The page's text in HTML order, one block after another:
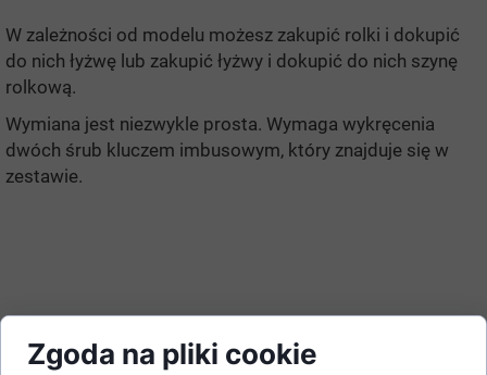
W zależności od modelu możesz zakupić rolki i dokupić
do nich łyżwę lub zakupić łyżwy i dokupić do nich szynę
rolkową.
Wymiana jest niezwykle prosta. Wymaga wykręcenia
dwóch śrub kluczem imbusowym, który znajduje się w
zestawie.
Zgoda na pliki cookie